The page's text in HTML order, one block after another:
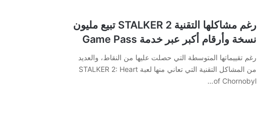
رغم مشاكلها التقنية STALKER 2 تبيع مليون
نسخة وأرقام أكبر عبر خدمة Game Pass
رغم تقييماتها المتوسطة التي حصلت عليها من النقاط، والعديد
من المشاكل التقنية التي تعاني منها لعبة STALKER 2: Heart
of Chornobyl…